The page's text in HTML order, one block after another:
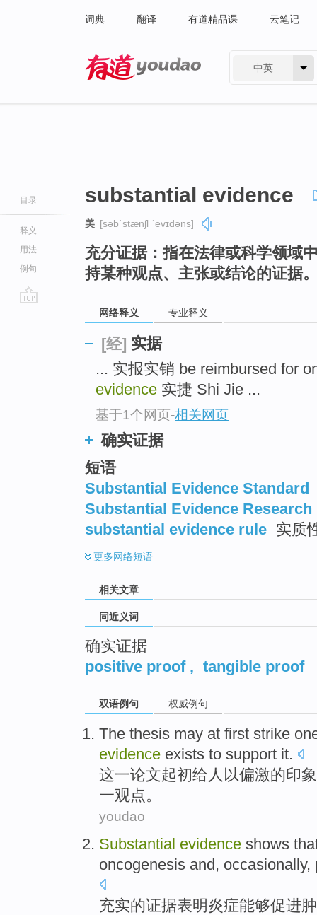
词典 翻译 有道精品课 云笔记
中英
目录
释义
用法
例句
substantial evidence
美 [səbˈstænʃl ˈevɪdəns]
充分证据：指在法律或科学领域
持某种观点、主张或结论的证据
网络释义 专业释义
[经] 实据
... 实报实销 be reimbursed for
evidence 实捷 Shi Jie ...
基于1个网页-相关网页
确实证据
短语
Substantial Evidence Standard
Substantial Evidence Research
substantial evidence rule 实质
更多网络短语
相关文章
同近义词
确实证据
positive proof, tangible proof
双语例句 权威例句
The thesis may at first strike
evidence exists to support it.
这一论文起初给 人 以偏激的印象
一观点。
youdao
Substantial evidence shows
oncogenesis and, occasionally,
充实的证据表明炎症能够促进